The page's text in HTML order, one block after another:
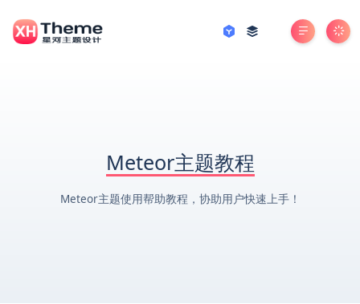
Meteor主题教程
Meteor主题使用帮助教程，协助用户快速上手！